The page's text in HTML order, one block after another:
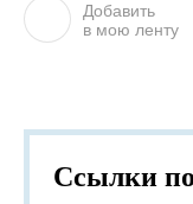
Добавить
в мою ленту
Ссылки